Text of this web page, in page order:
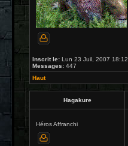
Inscrit le: Lun 23 Juil, 2007 18:12
Messages: 447
Haut
Hagakure
Héros Affranchi